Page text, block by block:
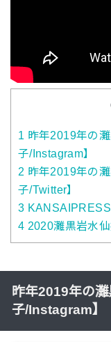
1 昨年2019年の
子/Instagram】
2 昨年2019年の
子/Twitter】
3
4 2020灘黒岩水
昨年2019年の
子/Instagram】